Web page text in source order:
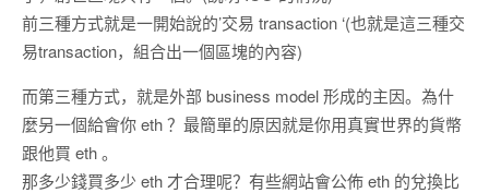
前三種方式就是一開始說的’交易 transaction ‘(也就是這三種交
易transaction，組合出一個區塊的內容)
而第三種方式，就是外部 business model 形成的主因。為什
麼另一個給會你 eth ？最簡單的原因就是你用真實世界的貨幣
跟他買 eth 。
那多少錢買多少 eth 才合理呢？有些網站會公佈 eth 的兌換比